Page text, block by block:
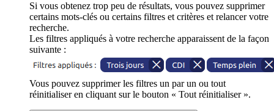
Si vous obtenez trop peu de résultats, vous pouvez supprimer
certains mots-clés ou certains filtres et critères et relancer votre
recherche.
Les filtres appliqués à votre recherche apparaissent de la façon
suivante :
Vous pouvez supprimer les filtres un par un ou tout
réinitialiser en cliquant sur le bouton « Tout réinitialiser ».